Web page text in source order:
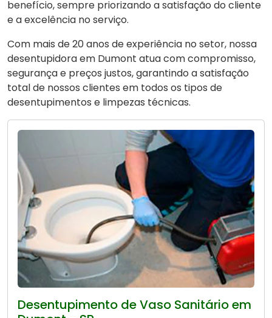
benefício, sempre priorizando a satisfação do cliente
e a excelência no serviço.
Com mais de 20 anos de experiência no setor, nossa
desentupidora em Dumont atua com compromisso,
segurança e preços justos, garantindo a satisfação
total de nossos clientes em todos os tipos de
desentupimentos e limpezas técnicas.
Desentupimento de Vaso Sanitário em